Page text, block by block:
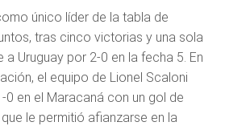
único líder de la tabla de
tras cinco victorias y una sola
a Uruguay por 2-0 en la fecha 5. En
el equipo de Lionel Scaloni
0 en el Maracaná con un gol de
le permitió afianzarse en la